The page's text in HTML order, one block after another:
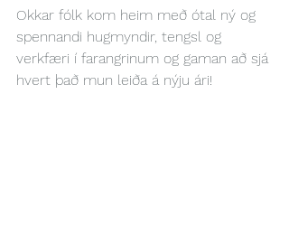
Okkar fólk kom heim með ótal ný og
spennandi hugmyndir, tengsl og
verkfæri í farangrinum og gaman að sjá
hvert það mun leiða á nýju ári!